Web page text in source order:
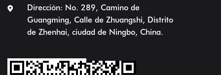
Dirección: No. 289, Camino de
Guangming, Calle de Zhuangshi, Distrito
de Zhenhai, ciudad de Ningbo, China.